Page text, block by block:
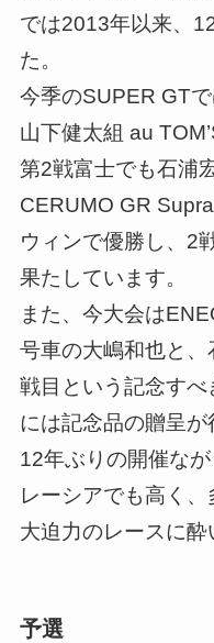
では2013年以来、
た。
今季のSUPER GT
山下健太組 au
第2戦富士でも石浦
CERUMO GR
ウィンで優勝し、2
果たしています。
また、今大会は
号車の大嶋和也と
戦目という記念す
には記念品の贈呈が
12年ぶりの開催な
レーシアでも高く、
大迫力のレースに酔
予選